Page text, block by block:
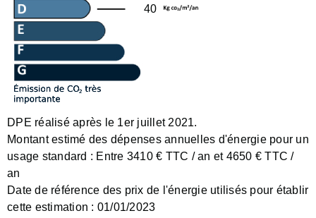
40
DPE réalisé après le 1er juillet 2021.
Montant estimé des dépenses annuelles d'énergie pour un
usage standard : Entre 3410 € TTC / an et 4650 € TTC /
an
Date de référence des prix de l'énergie utilisés pour établir
cette estimation : 01/01/2023